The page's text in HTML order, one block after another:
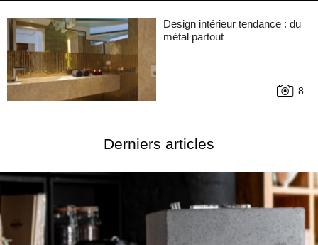
Design intérieur tendance : du
métal partout
8
Derniers articles